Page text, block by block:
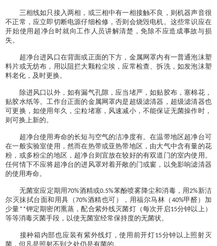
三相线如只接入两相，或三相中有一相接触不良，则机器声音很
不正常，应立即切断电源仔细检修，否则会烧毁电机。这些常识应在
开始使用超净台时就向工作人员讲解清楚，免除不应造成事故与损
失。
超净台进风口在背面或正面的下方，金属网罩内有一普通泡沫塑
料片或无纺布，用以阻拦大颗粒尘埃，应常检查、拆洗，如发泡沫塑
料老化，及时更换。
除进风口以外，如有漏气孔隙，应当堵严，如贴胶布，塞棉花，
贴胶水纸等。工作台正面的金属网罩内是超级滤清器，超级滤清器也
可更换，如使用年久，尘粒堵塞，风速减小，不能保证无菌操作时，
则可换上新的。
超净台使用寿命的长短与空气的洁净度有。在温带地区超净台可
在一般实验室使用，然而在热带或亚热带地区，由大气中含有量的花
粉，或多粉尘的地区，超净台则宜放在较好的有双道门的室内使用。
任何情下不应将超净台的进风罩对着开敞的门或窗，以免影响滤清器
的使用寿命。
无菌室应定期用70%酒精或0.5%苯酚喷雾降尘和消毒，用2%新洁
尔灭抹拭台面和用具（70%酒精也可），用福尔马林（ 40%甲醛）加
少量**钾定期密闭熏蒸，配合紫外线灭菌灯（每次开启15分钟以上）
等等消毒灭菌手段，以使无菌室经常保持度的无菌状。
接种箱内部也应装有紫外线灯，使用前开灯15分钟以上照射灭
菌，但凡是照射不到之处仍是有菌的。